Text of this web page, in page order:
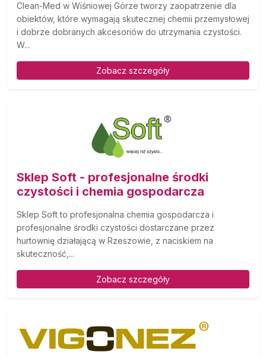
Clean-Med w Wiśniowej Górze tworzy zaopatrzenie dla
obiektów, które wymagają skutecznej chemii przemysłowej
i dobrze dobranych akcesoriów do utrzymania czystości.
W...
Zobacz szczegóły
Sklep Soft - profesjonalne środki
czystości i chemia gospodarcza
Sklep Soft to profesjonalna chemia gospodarcza i
profesjonalne środki czystości dostarczane przez
hurtownię działającą w Rzeszowie, z naciskiem na
skuteczność,...
Zobacz szczegóły